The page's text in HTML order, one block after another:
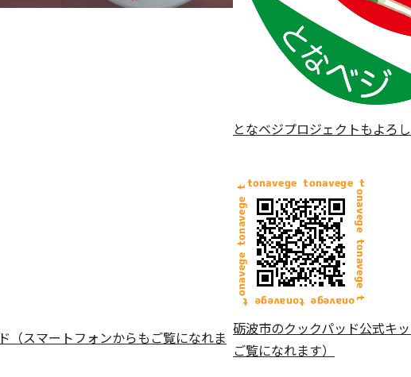
となベジプロジェクトもよろ
（スマートフォンからもご覧になれま 砺波市のクックパッド公式キ
ご覧になれます）